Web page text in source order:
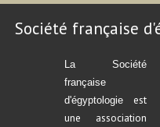
Société française
La Société
française
d'égyptologieest
une association